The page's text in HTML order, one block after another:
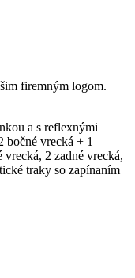
firemným logom.
a s reflexnými
bočné vrecká + 1
2 zadné vrecká,
traky so zapínaním